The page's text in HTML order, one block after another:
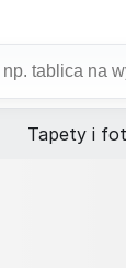
Tapety i